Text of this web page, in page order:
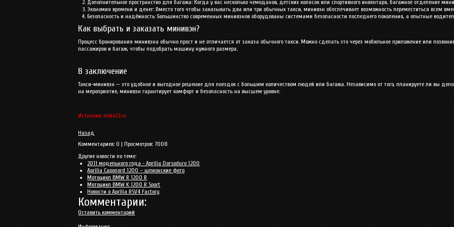
Дополнительное пространство для багажа: Когда у вас несколько чемоданов, детских колясок или спортивного инвентаря, багажное отделение
Экономия времени и денег: Вместо того чтобы заказывать два или три обычных такси, минивэн обеспечивает возможность переместиться всем
Безопасность и надёжность: Большинство современных минивэнов оборудованы системами безопасности последнего поколения, а опытные
Как выбрать и заказать минивэн?
Процесс бронирования минивэна обычно прост и не отличается от заказа обычного такси. Можно сделать это через мобильное приложение или
пассажиров и багаж, чтобы подобрать машину нужного размера.
В заключение
Такси-минивэн — это удобное и выгодное решение для поездок с большим количеством людей или багажа. Независимо от того, планируете ли вы
на мероприятие, минивэн гарантирует комфорт и безопасность на высшем уровне.
Источник: moto72.ru
Назад
Комментариев:0 | Просмотров:7008
Другие новости по теме:
2011 модельного года - Aprilia Dorsoduro 1200
Aprilia Caponord 1200 – шпионские фото
Мотоцикл BMW R 1200 R
Мотоцикл BMW K 1200 R Sport
Новости о Aprilia RSV4 Factory
Комментарии:
Оставить комментарий